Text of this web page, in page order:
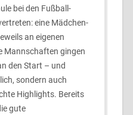
bei den Fußball-
eine Mädchen-
an eigenen
Mannschaften gingen
den Start – und
sondern auch
Highlights. Bereits
gute